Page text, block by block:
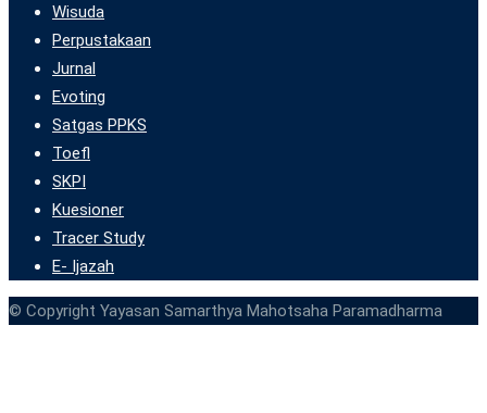
Wisuda
Perpustakaan
Jurnal
Evoting
Satgas PPKS
Toefl
SKPI
Kuesioner
Tracer Study
E- Ijazah
© Copyright Yayasan Samarthya Mahotsaha Paramadharma